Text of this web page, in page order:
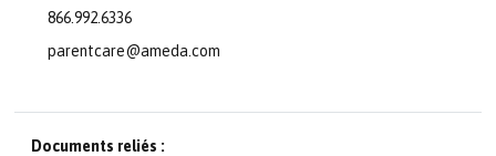
866.992.6336
parentcare@ameda.com
Documents reliés :